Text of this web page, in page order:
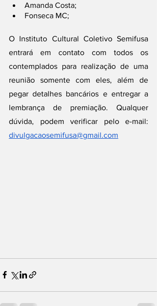
Amanda Costa;
Fonseca MC;
O Instituto Cultural Coletivo Semifusa
entrará em contato com todos os
contemplados para realização de uma
reunião somente com eles, além de
pegar detalhes bancários e entregar a
lembrança de premiação. Qualquer
divulgacaosemifusa@gmail.com